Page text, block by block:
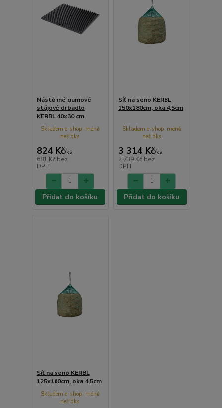
Nástěnné gumové
stájové drbadlo
KERBL 40x30 cm
824 Kč/ks
681 Kč bez
DPH
Skladem e-shop, méně
než 5ks
Přidat do košíku
Síť na seno KERBL
150x180cm, oka 4,5cm
3 314 Kč/ks
2 739 Kč bez
DPH
Skladem e-shop, méně
než 5ks
Přidat do košíku
Síť na seno KERBL
125x160cm, oka 4,5cm
Skladem e-shop, méně
než 5ks